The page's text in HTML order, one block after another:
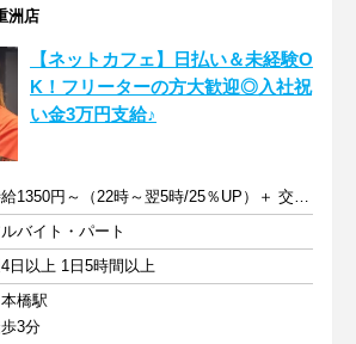
洲店
【ネットカフェ】日払い＆未経験O
K！フリーターの方大歓迎◎入社祝
い金3万円支給♪
時給1350円～（22時～翌5時/25％UP）＋ 交通費支給
バイト・パート
日以上 1日5時間以上
本橋駅
3分